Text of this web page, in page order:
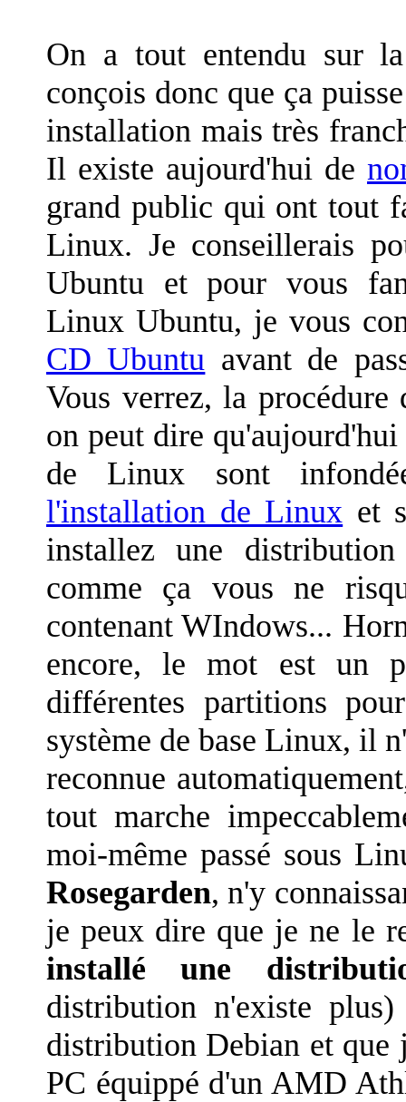
On a tout entendu sur
conçois donc que ça
installation mais très
Il existe aujourd'hui de
grand public qui ont tout
Linux. Je conseillerais
Ubuntu et pour vous
Linux Ubuntu, je vous
CD Ubuntu avant de
Vous verrez, la procédure
on peut dire
de Linux sont
l'installation de Linux et
installez une
comme ça vous ne
contenant WIndows...
encore, le mot est un
différentes partitions
système de base Linux, il
reconnue
tout marche
moi-même passé sous
Rosegarden, n'y
je peux dire que je ne le
installé une
distribution n'existe
distribution Debian et
PC équippé d'un AMD